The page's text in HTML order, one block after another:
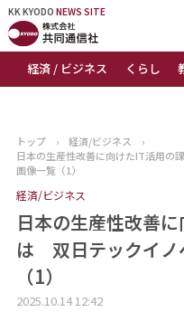
KK KYODO NEWS SITE
経済 / ビジネス くらし
KK KYODONEWS SITE
トップページ
ニュース
おすすめコンテンツ
出版物
会社概要
トップ › 経済/ビジネス
›
日本の生産性改善に向けたIT活用の
画像一覧（1）
経済/ビジネス
日本の生産性改善
は 双日テックイノ
（1）
2025.10.14 12:42